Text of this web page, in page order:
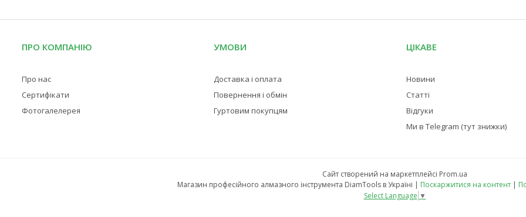
ПРО КОМПАНІЮ
Про нас
Сертифікати
Фотогалелерея
УМОВИ
Доставка і оплата
Повернення і обмін
Гуртовим покупцям
ЦІКАВЕ
Новини
Статті
Відгуки
Ми в Telegram (тут знижки)
Сайт створений на маркетплейсі Prom.ua
Магазин професійного алмазного інструмента DiamTools в Україні | Поскаржитися на контент |
Select Language ▼